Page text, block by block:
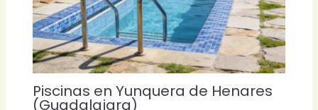
Piscinas en Yunquera de Henares
(Guadalajara)